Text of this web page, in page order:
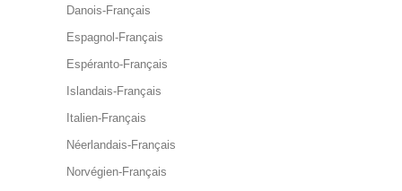
Danois-Français
Espagnol-Français
Espéranto-Français
Islandais-Français
Italien-Français
Néerlandais-Français
Norvégien-Français